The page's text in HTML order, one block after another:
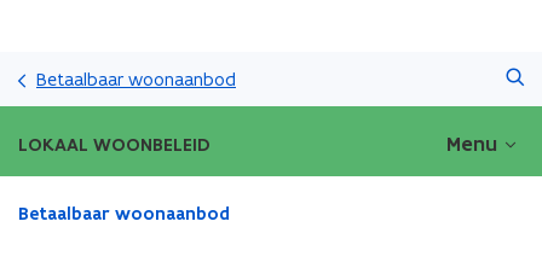
gaan
Betaalbaar woonaanbod
LOKAAL WOONBELEID Menu
Gedaan
Betaalbaar woonaanbod